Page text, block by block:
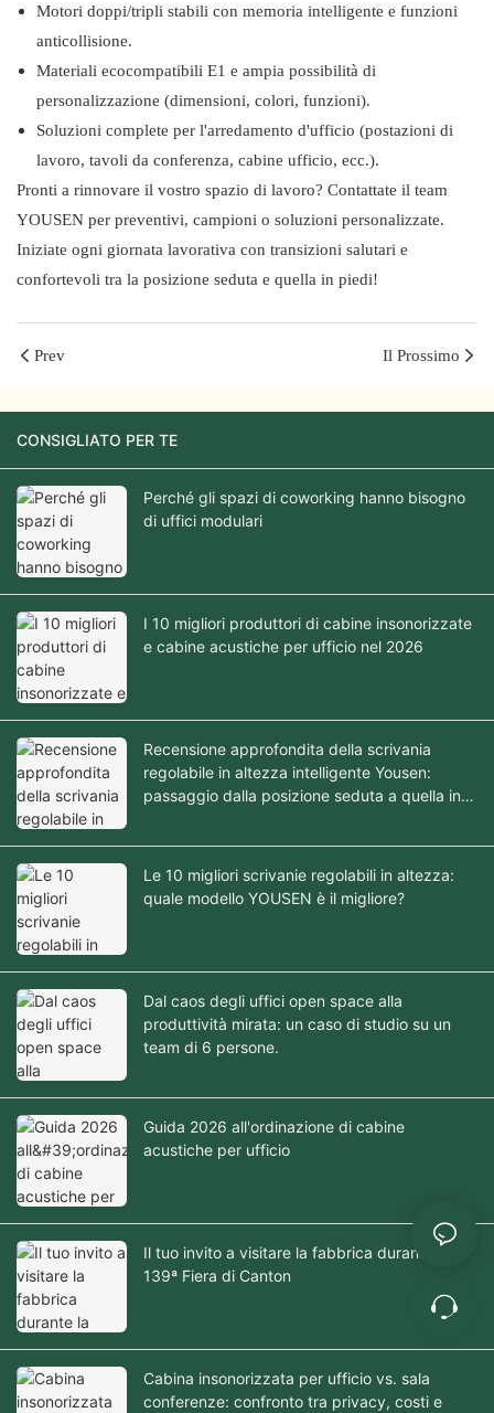
Motori doppi/tripli stabili con memoria intelligente e funzioni
anticollisione.
Materiali ecocompatibili E1 e ampia possibilità di
personalizzazione (dimensioni, colori, funzioni).
Soluzioni complete per l'arredamento d'ufficio (postazioni di
lavoro, tavoli da conferenza, cabine ufficio, ecc.).
Pronti a rinnovare il vostro spazio di lavoro? Contattate il team
YOUSEN per preventivi, campioni o soluzioni personalizzate.
Iniziate ogni giornata lavorativa con transizioni salutari e
confortevoli tra la posizione seduta e quella in piedi!
Prev Il Prossimo
CONSIGLIATO PER TE
Perché gli spazi di coworking hanno bisogno
di uffici modulari
I 10 migliori produttori di cabine insonorizzate
e cabine acustiche per ufficio nel 2026
Recensione approfondita della scrivania
regolabile in altezza intelligente Yousen:
passaggio dalla posizione seduta a quella in
Le 10 migliori scrivanie regolabili in altezza:
quale modello YOUSEN è il migliore?
Dal caos degli uffici open space alla
produttività mirata: un caso di studio su un
team di 6 persone.
Guida 2026 all'ordinazione di cabine
acustiche per ufficio
Il tuo invito a visitare la fabbrica durante la
139ª Fiera di Canton
Cabina insonorizzata per ufficio vs. sala
conferenze: confronto tra privacy, costi e